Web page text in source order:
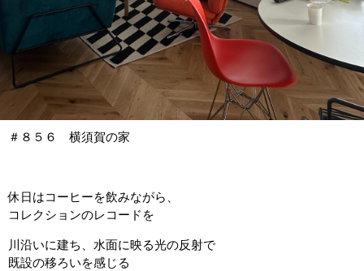
＃８５６ 横須賀の家
休日はコーヒーを飲みながら、
コレクションのレコードを
川沿いに建ち、水面に映る光の反射で
既設の移ろいを感じる